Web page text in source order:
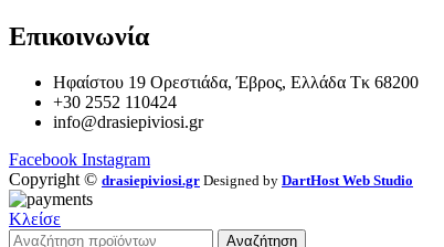
Επικοινωνία
Ηφαίστου 19 Ορεστιάδα, Έβρος, Ελλάδα Τκ 68200
+30 2552 110424
info@drasiepiviosi.gr
Facebook Instagram
Copyright © drasiepiviosi.gr Designed by DartHost Web Studio
Κλείσε
Αναζήτηση